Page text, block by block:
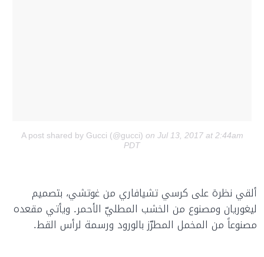
A post shared by Gucci (@gucci) on Jul 13, 2017 at 2:44am
PDT
ألقي نظرة على كرسي تشيافاري من غوتشي، بتصميم
ليغوريان ومصنوع من الخشب المطليّ الأحمر. ويأتي مقعده
مصنوعاً من المخمل المطرّز بالورود ورسمة لرأس القط.